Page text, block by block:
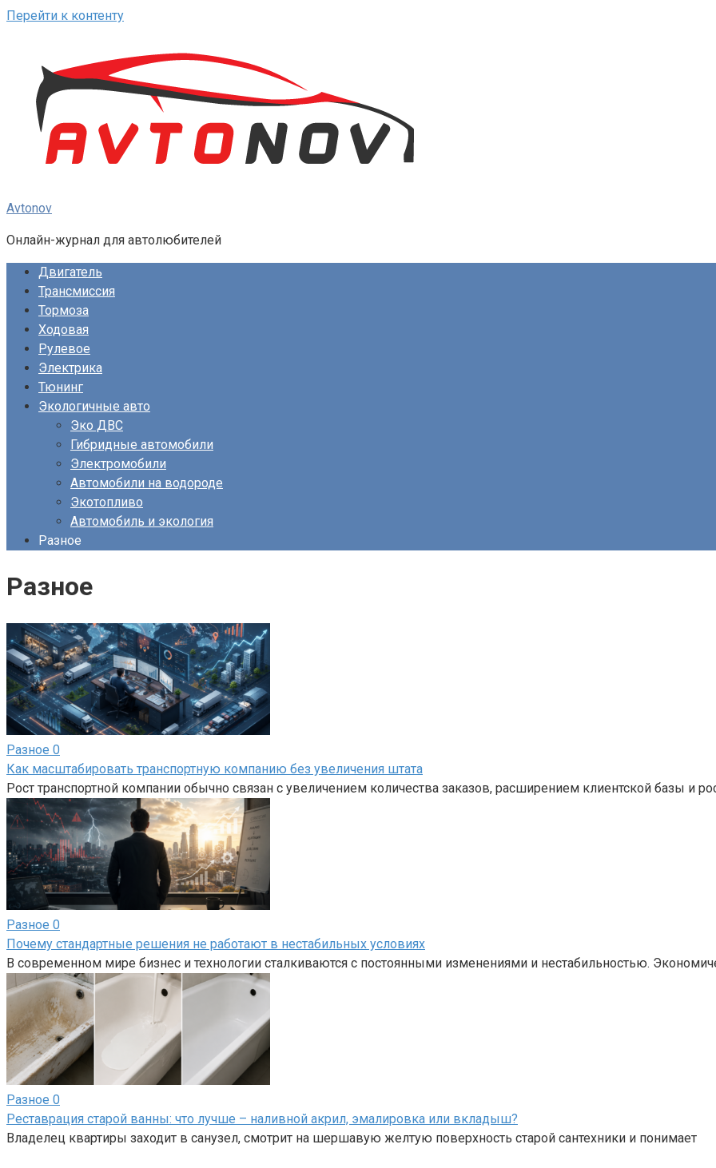
Перейти к контенту
Avtonov
Онлайн-журнал для автолюбителей
Двигатель
Трансмиссия
Тормоза
Ходовая
Рулевое
Электрика
Тюнинг
Экологичные авто
Эко ДВС
Гибридные автомобили
Электромобили
Автомобили на водороде
Экотопливо
Автомобиль и экология
Разное
Разное
Разное 0
Как масштабировать транспортную компанию без увеличения штата
Рост транспортной компании обычно связан с увеличением количества заказов, расширением клиентской базы и
Разное 0
Почему стандартные решения не работают в нестабильных условиях
В современном мире бизнес и технологии сталкиваются с постоянными изменениями и нестабильностью.
Разное 0
Реставрация старой ванны: что лучше – наливной акрил, эмалировка или вкладыш?
Владелец квартиры заходит в санузел, смотрит на шершавую желтую поверхность старой сантехники и понимает